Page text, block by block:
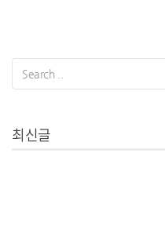
최신글